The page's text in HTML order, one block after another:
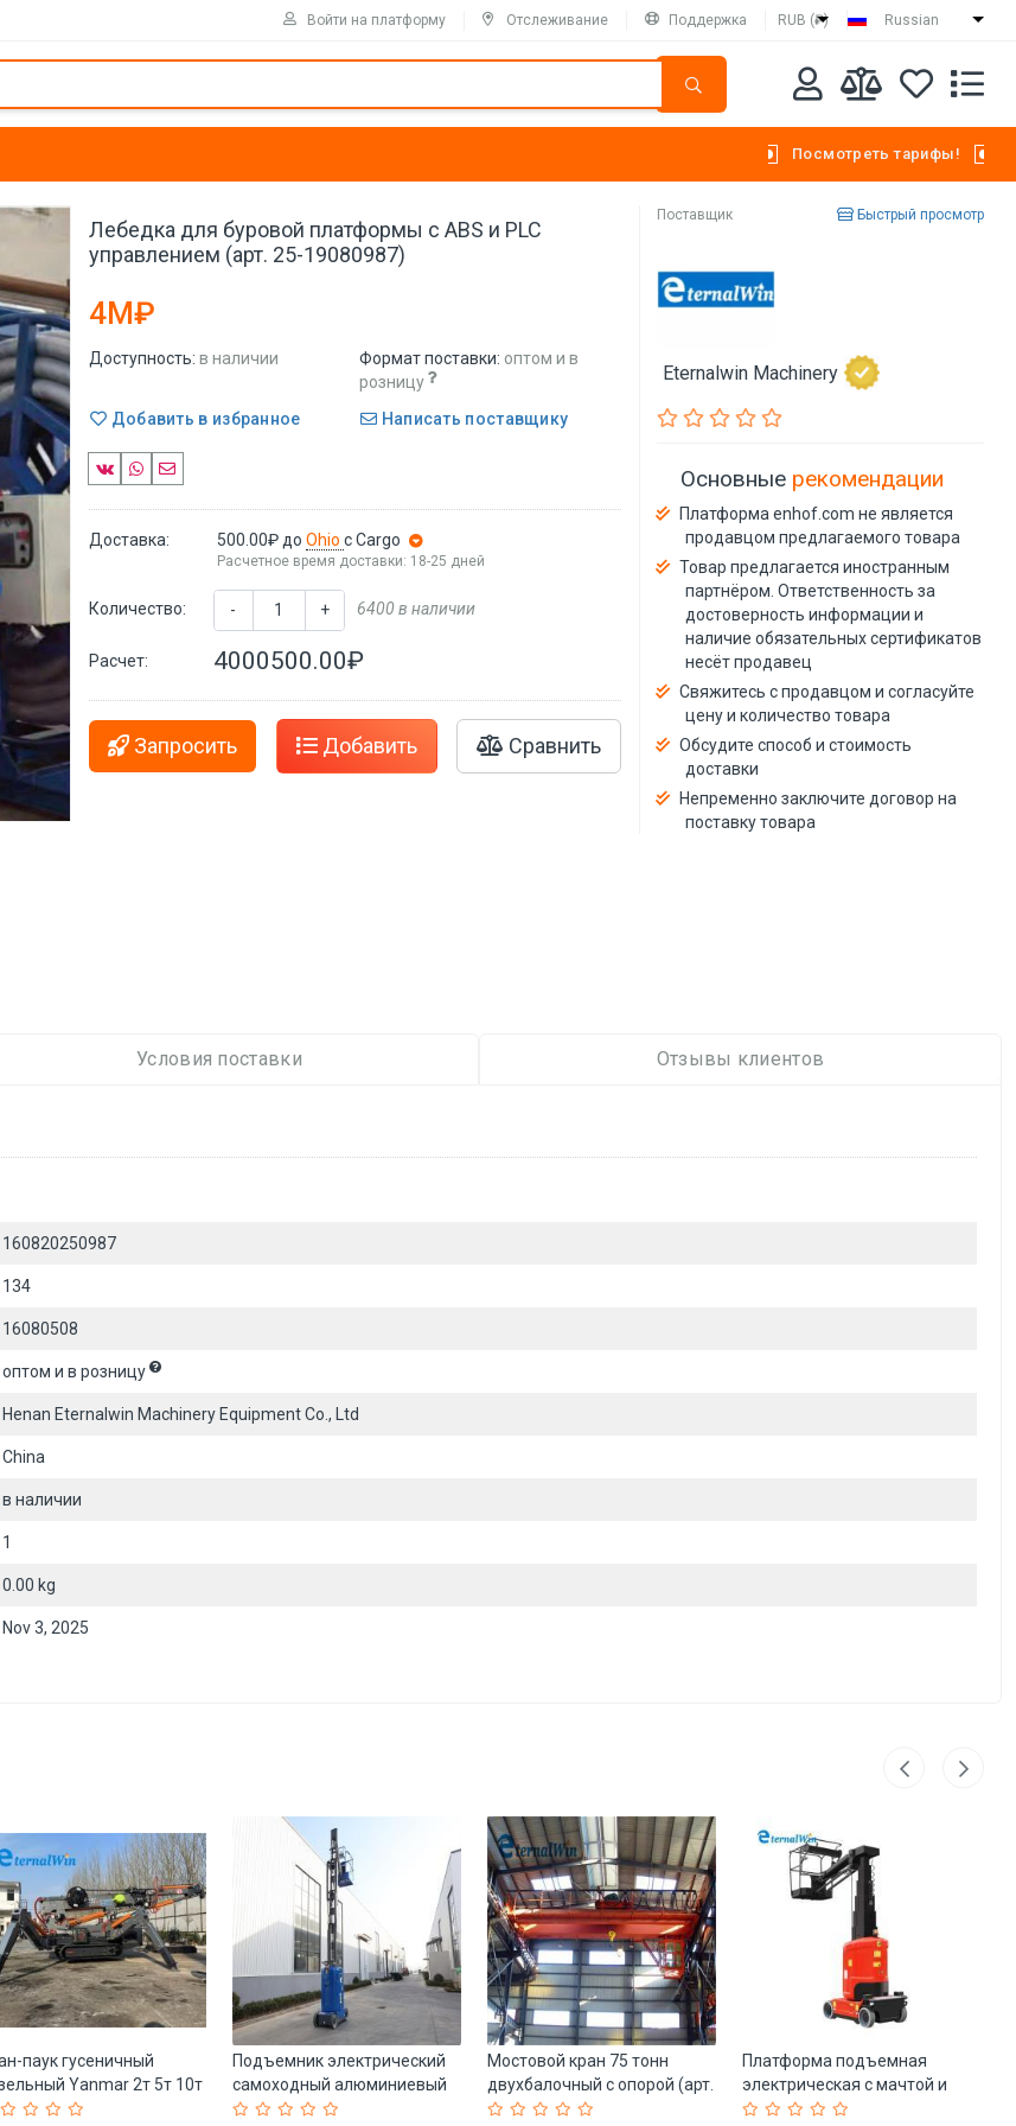
Войти на платформу Отслеживание Поддержка RUB (₽) Russian
Посмотреть тарифы!
Лебедка для буровой платформы с ABS и PLC
управлением (арт. 25-19080987)
4M₽
Доступность: в наличии Формат поставки: оптом и в
розницу
Добавить в избранное
Написать поставщику
Доставка: 500.00₽ доOhioс Cargo
Расчетное время доставки: 18-25 дней
Количество: - + 6400 в наличии
Расчет: 4000500.00₽
Запросить Добавить Сравнить
Поставщик Быстрый просмотр
Eternalwin Machinery
Основные рекомендации
Платформа enhof.com не является
продавцом предлагаемого товара
Товар предлагается иностранным
партнёром. Ответственность за
достоверность информации и
наличие обязательных сертификатов
несёт продавец
Свяжитесь с продавцом и согласуйте
цену и количество товара
Обсудите способ и стоимость
доставки
Непременно заключите договор на
поставку товара
Условия поставки Отзывы клиентов
160820250987
134
16080508
оптом и в розницу
Henan Eternalwin Machinery Equipment Co., Ltd
China
в наличии
1
0.00 kg
Nov 3, 2025
паук гусеничный
Yanmar 2т 5т 10т
(арт. 25-19081153)
Подъемник электрический
самоходный алюминиевый
10м компактный (арт. 25-
Мостовой кран 75 тонн
двухбалочный с опорой (арт.
25-19081099)
Платформа подъемная
электрическая с мачтой и
JIB для узких мест (арт. 25-